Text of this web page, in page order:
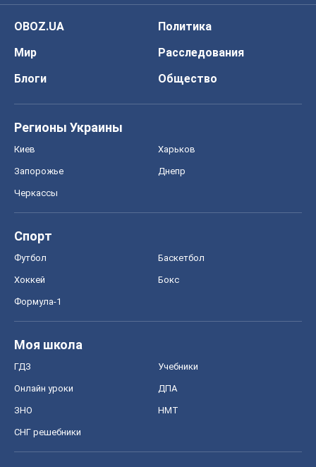
OBOZ.UA
Политика
Мир
Расследования
Блоги
Общество
Регионы Украины
Киев Харьков
Запорожье Днепр
Черкассы
Спорт
Футбол Баскетбол
Хоккей Бокс
Формула-1
Моя школа
ГДЗ Учебники
Онлайн уроки ДПА
ЗНО НМТ
СНГ решебники